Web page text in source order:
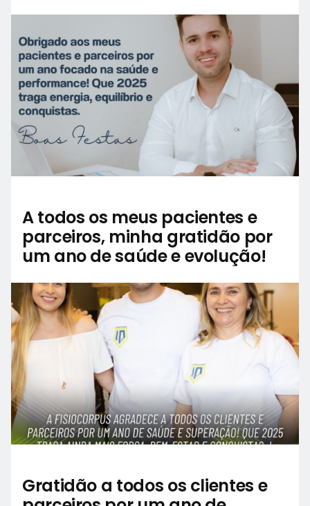
A todos os meus pacientes e
parceiros, minha gratidão por
um ano de saúde e evolução!
Gratidão a todos os clientes e